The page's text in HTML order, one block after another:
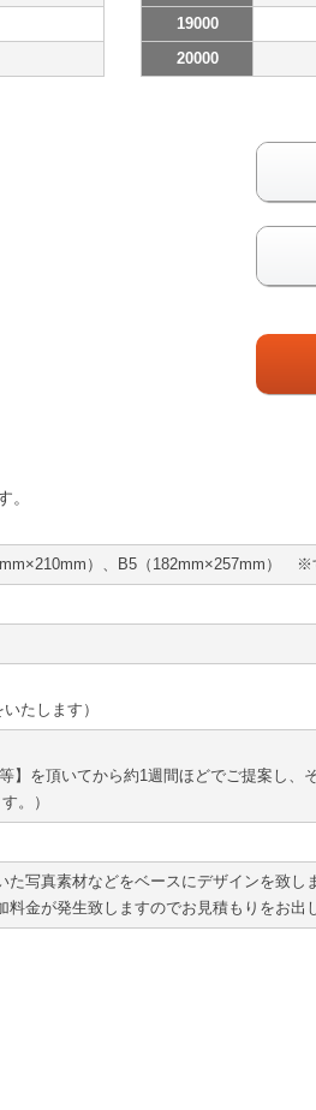
19000
20000
。
）、B5（182mm×257mm） ※
たします）
】を頂いてから約1週間ほどでご提案し
。）
た写真素材などをベースにデザインを致
金が発生致しますのでお見積もりをお出